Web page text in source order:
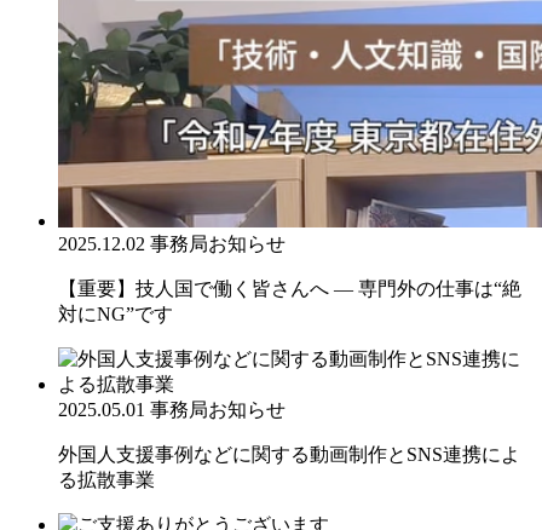
2025.12.02 事務局お知らせ
【重要】技人国で働く皆さんへ ― 専門外の仕事は“絶
対にNG”です
2025.05.01 事務局お知らせ
外国人支援事例などに関する動画制作とSNS連携によ
る拡散事業